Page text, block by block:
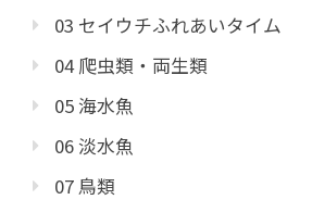
03 セイウチふれあいタイム
04 爬虫類・両生類
05 海水魚
06 淡水魚
07 鳥類